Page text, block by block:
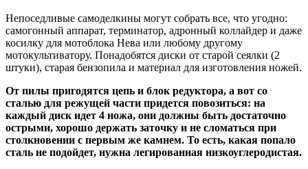
Непоседливые самоделкины могут собрать все, что угодно:
самогонный аппарат, терминатор, адронный коллайдер и даже
косилку для мотоблока Нева или любому другому
мотокультиватору. Понадобятся диски от старой сеялки (2
штуки), старая бензопила и материал для изготовления ножей.
От пилы пригодятся цепь и блок редуктора, а вот со
сталью для режущей части придется повозиться: на
каждый диск идет 4 ножа, они должны быть достаточно
острыми, хорошо держать заточку и не сломаться при
столкновении с первым же камнем. То есть, какая попало
сталь не подойдет, нужна легированная низкоуглеродистая.